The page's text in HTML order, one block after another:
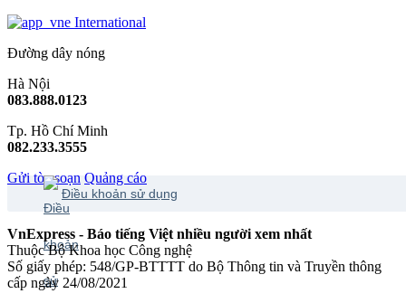
International
Đường dây nóng
Hà Nội
083.888.0123
Tp. Hồ Chí Minh
082.233.3555
Gửi tòa soạn Quảng cáo
Điều khoản sử dụng
VnExpress - Báo tiếng Việt nhiều người xem nhất
Thuộc Bộ Khoa học Công nghệ
Số giấy phép: 548/GP-BTTTT do Bộ Thông tin và Truyền thông
cấp ngày 24/08/2021